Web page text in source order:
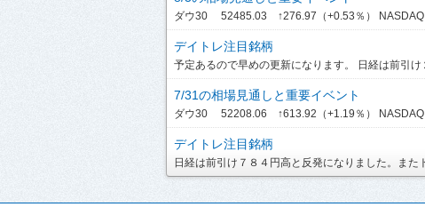
ダウ30 52485.03 ↑276.97（+0.53％）
デイトレ注目銘柄
予定あるので早めの更新になります。 日経は前引
7/31の相場見通しと重要イベント
ダウ30 52208.06 ↑613.92（+1.19％）
デイトレ注目銘柄
日経は前引け７８４円高と反発になりました。また